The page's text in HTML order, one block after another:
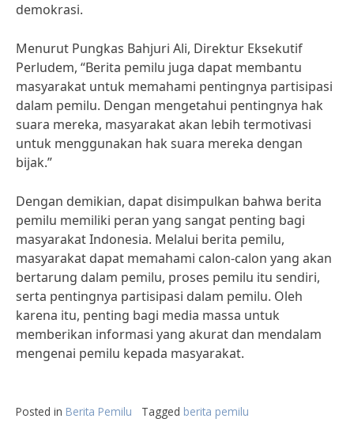
demokrasi.
Menurut Pungkas Bahjuri Ali, Direktur Eksekutif
Perludem, “Berita pemilu juga dapat membantu
masyarakat untuk memahami pentingnya partisipasi
dalam pemilu. Dengan mengetahui pentingnya hak
suara mereka, masyarakat akan lebih termotivasi
untuk menggunakan hak suara mereka dengan
bijak.”
Dengan demikian, dapat disimpulkan bahwa berita
pemilu memiliki peran yang sangat penting bagi
masyarakat Indonesia. Melalui berita pemilu,
masyarakat dapat memahami calon-calon yang akan
bertarung dalam pemilu, proses pemilu itu sendiri,
serta pentingnya partisipasi dalam pemilu. Oleh
karena itu, penting bagi media massa untuk
memberikan informasi yang akurat dan mendalam
mengenai pemilu kepada masyarakat.
Posted in Berita Pemilu Tagged berita pemilu